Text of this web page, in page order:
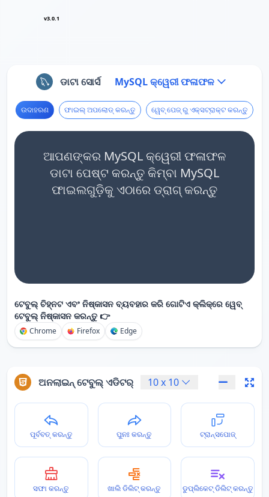
v3.0.1
ଡାଟା ସୋର୍ସ MySQL କ୍ୱେରୀ ଫଳାଫଳ
ଉଦାହରଣ ଫାଇଲ୍ ଅପଲୋଡ୍ କରନ୍ତୁ ୱେବ୍ ପେଜ୍ ରୁ ଏକ୍ସଟ୍ରାକ୍ଟ କରନ୍ତୁ
ଆପଣଙ୍କର MySQL କ୍ୱେରୀ ଫଳାଫଳ
ଡାଟା ପେଷ୍ଟ କରନ୍ତୁ କିମ୍ବା MySQL
ଫାଇଲଗୁଡ଼ିକୁ ଏଠାରେ ଡ୍ରାଗ୍ କରନ୍ତୁ
ଟେବୁଲ୍ ଚିହ୍ନଟ ଏବଂ ନିଷ୍କାସନ ବ୍ୟବହାର କରି ଗୋଟିଏ କ୍ଲିକ୍‌ରେ ୱେବ୍
ଟେବୁଲ୍ ନିଷ୍କାସନ କରନ୍ତୁ 👉
Chrome Firefox Edge
ଅନଲାଇନ୍ ଟେବୁଲ୍ ଏଡିଟର୍ 10x 10
ପୂର୍ବବତ୍ କରନ୍ତୁ ପୁନଃ କରନ୍ତୁ ଟ୍ରାନ୍ସପୋଜ୍
ସଫା କରନ୍ତୁ ଖାଲି ଡିଲିଟ୍ କରନ୍ତୁ ଡୁପ୍ଲିକେଟ୍ ଡିଲିଟ୍ କରନ୍ତୁ